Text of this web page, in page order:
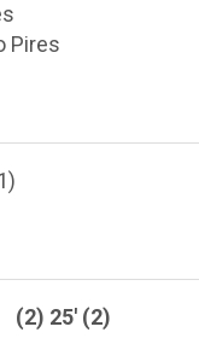
Pires
(2) 25' (2)